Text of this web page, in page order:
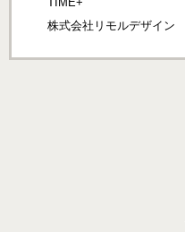
株式会社リモルデザイン